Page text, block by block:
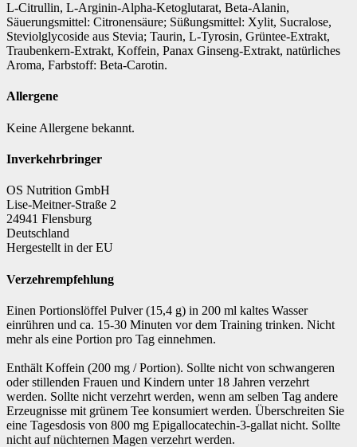
L-Citrullin, L-Arginin-Alpha-Ketoglutarat, Beta-Alanin,
Säuerungsmittel: Citronensäure; Süßungsmittel: Xylit, Sucralose,
Steviolglycoside aus Stevia; Taurin, L-Tyrosin, Grüntee-Extrakt,
Traubenkern-Extrakt, Koffein, Panax Ginseng-Extrakt, natürliches
Aroma, Farbstoff: Beta-Carotin.
Allergene
Keine Allergene bekannt.
Inverkehrbringer
OS Nutrition GmbH
Lise-Meitner-Straße 2
24941 Flensburg
Deutschland
Hergestellt in der EU
Verzehrempfehlung
Einen Portionslöffel Pulver (15,4 g) in 200 ml kaltes Wasser
einrühren und ca. 15-30 Minuten vor dem Training trinken. Nicht
mehr als eine Portion pro Tag einnehmen.
Enthält Koffein (200 mg / Portion). Sollte nicht von schwangeren
oder stillenden Frauen und Kindern unter 18 Jahren verzehrt
werden. Sollte nicht verzehrt werden, wenn am selben Tag andere
Erzeugnisse mit grünem Tee konsumiert werden. Überschreiten Sie
eine Tagesdosis von 800 mg Epigallocatechin-3-gallat nicht. Sollte
nicht auf nüchternen Magen verzehrt werden.